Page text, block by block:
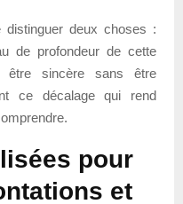
deux choses :
de profondeur de cette
être sincère sans être
ce décalage qui rend
pour
et